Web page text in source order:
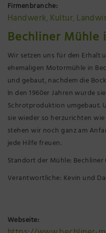
Präsenzstelle Prignitz
Museum Neuruppin
Brandenburg-Preußen
Wegemuseum
Firmenbranche:
Handwerk, Kultur,
Bechliner
Wir setzen uns für den Erhalt
ehemaligen Motormühle in
und gebaut, nachdem die
In den 1960er Jahren wurde
Schrotproduktion umgebaut.
sie wieder so herzurichten
stehen wir noch ganz am
jede Hilfe freuen.
Standort der Mühle: Bechliner
Verantwortliche: Kevin und
Webseite: